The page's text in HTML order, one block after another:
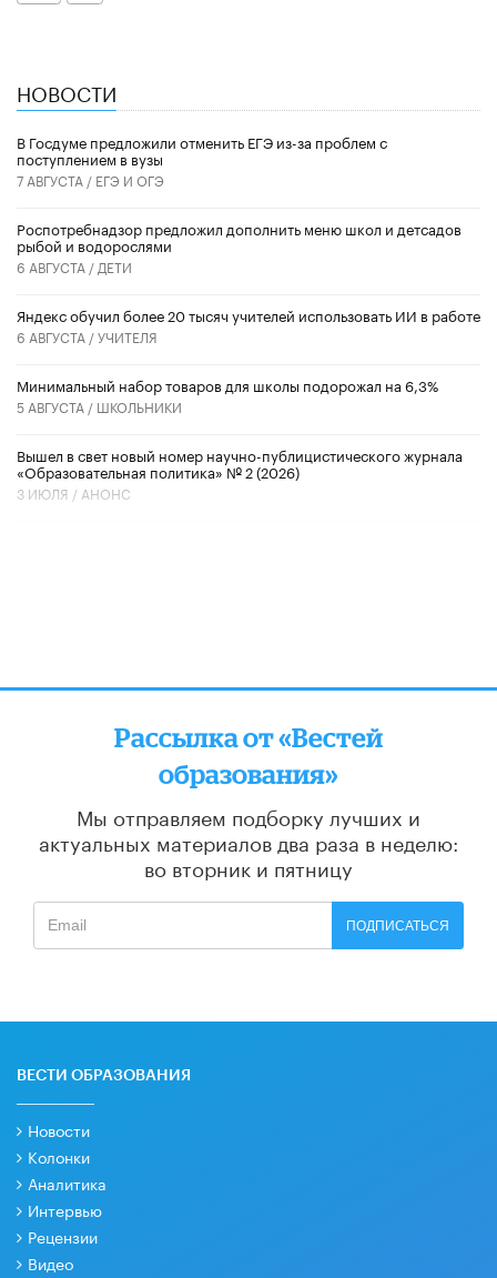
НОВОСТИ
В Госдуме предложили отменить ЕГЭ из-за проблем с
поступлением в вузы
7 АВГУСТА / ЕГЭ И ОГЭ
Роспотребнадзор предложил дополнить меню школ и детсадов
рыбой и водорослями
6 АВГУСТА / ДЕТИ
​Яндекс обучил более 20 тысяч учителей использовать ИИ в работе
6 АВГУСТА /УЧИТЕЛЯ
Минимальный набор товаров для школы подорожал на 6,3%
5 АВГУСТА / ШКОЛЬНИКИ
Вышел в свет новый номер научно-публицистического журнала
«Образовательная политика» № 2 (2026)
3 ИЮЛЯ / АНОНС
Рассылка от «Вестей
образования»
Мы отправляем подборку лучших и
актуальных материалов два раза в неделю:
во вторник и пятницу
ПОДПИСАТЬСЯ
ВЕСТИ ОБРАЗОВАНИЯ
Новости
Колонки
Аналитика
Интервью
Рецензии
Видео